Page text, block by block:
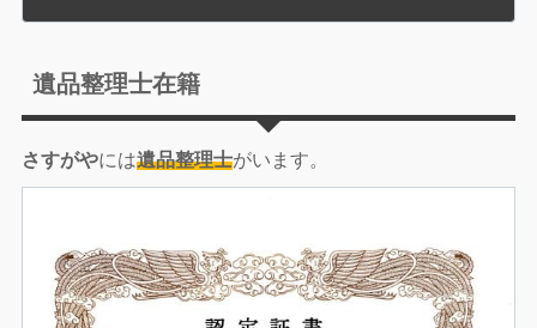
遺品整理士在籍
さすがやには遺品整理士がいます。